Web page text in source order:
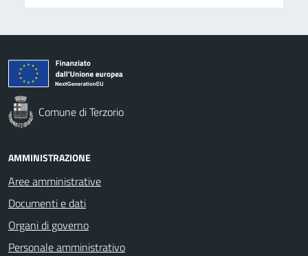
Comune di Terzorio
AMMINISTRAZIONE
Aree amministrative
Documenti e dati
Organi di governo
Personale amministrativo